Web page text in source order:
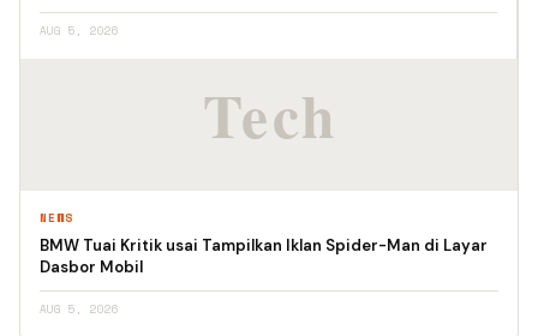
AUG 5, 2026
NEWS
BMW Tuai Kritik usai Tampilkan Iklan Spider-Man di Layar
Dasbor Mobil
AUG 5, 2026